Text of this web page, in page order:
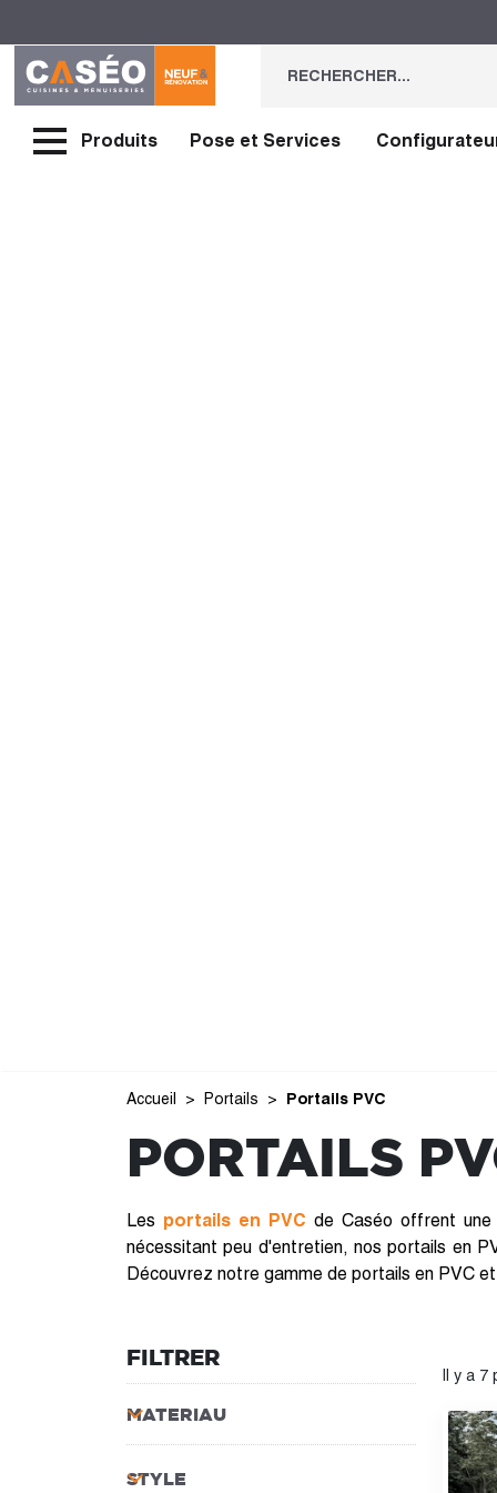
Produits Pose et Services
Accueil Portails Portails PVC
PORTAILS
Les portails en PVC de Caséo offrent
nécessitant peu d'entretien, nos portails en
Découvrez notre gamme de portails en PVC
FILTRER
MATERIAU
STYLE
Il y a